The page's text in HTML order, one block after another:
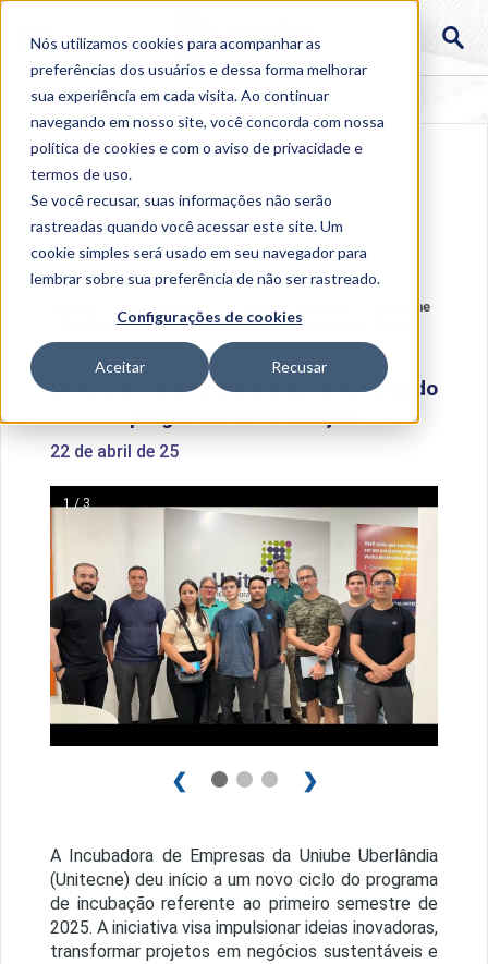
Nós utilizamos cookies para acompanhar as
preferências dos usuários e dessa forma melhorar
sua experiência em cada visita. Ao continuar
navegando em nosso site, você concorda com nossa
política de cookies e com o aviso deprivacidade e
termos de uso.
Se você recusar, suas informações não serão
rastreadas quando você acessar este site. Um
cookie simples será usado em seu navegador para
lembrar sobre sua preferência de não ser rastreado.
Configurações de cookies
Aceitar Recusar
Unitecne
Uberlândia inicia novo ciclo do programa de incubação
Unitecne Uberlândia inicia novo ciclo do
programa de incubação
22 de abril de 25
1 / 3
❮ ❯
A Incubadora de Empresas da Uniube Uberlândia
(Unitecne) deu início a um novo ciclo do programa
de incubação referente ao primeiro semestre de
2025. A iniciativa visa impulsionar ideias inovadoras,
transformar projetos em negócios sustentáveis e